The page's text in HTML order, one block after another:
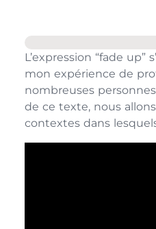
L’expression “fade
mon expérience de
nombreuses
de ce texte, nous
contextes dans